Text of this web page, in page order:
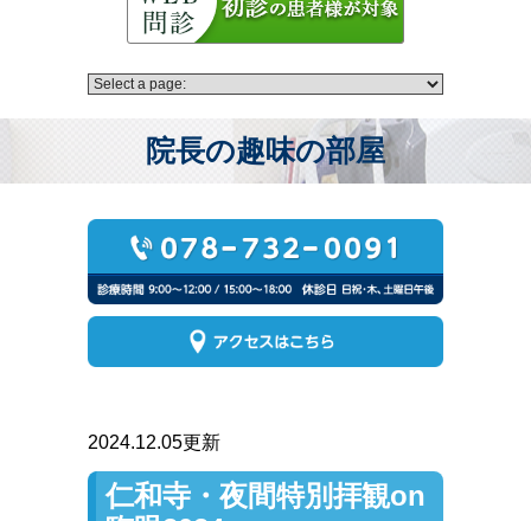
院長の趣味の部屋
2024.12.05更新
仁和寺・夜間特別拝観on